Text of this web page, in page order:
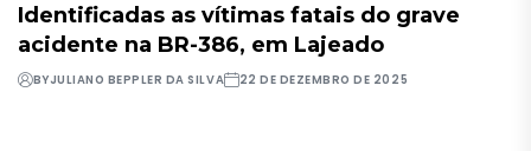
Identificadas as vítimas fatais do grave
acidente na BR-386, em Lajeado
BYJULIANO BEPPLER DA SILVA 22 DE DEZEMBRO DE 2025